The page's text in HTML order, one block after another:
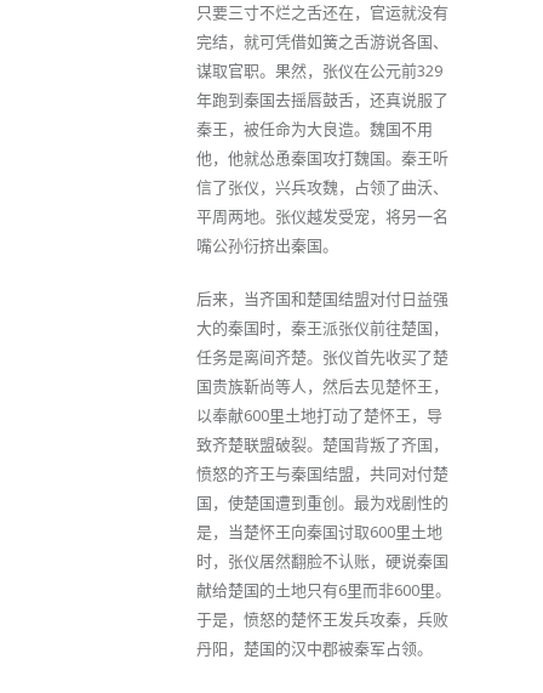
只要三寸不烂之舌还在，官运就没有
完结，就可凭借如簧之舌游说各国、
谋取官职。果然，张仪在公元前329
年跑到秦国去摇唇鼓舌，还真说服了
秦王，被任命为大良造。魏国不用
他，他就怂恿秦国攻打魏国。秦王听
信了张仪，兴兵攻魏，占领了曲沃、
平周两地。张仪越发受宠，将另一名
嘴公孙衍挤出秦国。
后来，当齐国和楚国结盟对付日益强
大的秦国时，秦王派张仪前往楚国，
任务是离间齐楚。张仪首先收买了楚
国贵族靳尚等人，然后去见楚怀王，
以奉献600里土地打动了楚怀王，导
致齐楚联盟破裂。楚国背叛了齐国，
愤怒的齐王与秦国结盟，共同对付楚
国，使楚国遭到重创。最为戏剧性的
是，当楚怀王向秦国讨取600里土地
时，张仪居然翻脸不认账，硬说秦国
献给楚国的土地只有6里而非600里。
于是，愤怒的楚怀王发兵攻秦，兵败
丹阳，楚国的汉中郡被秦军占领。